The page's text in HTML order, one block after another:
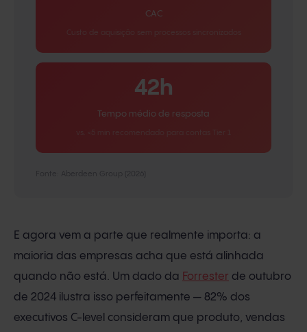
CAC
42h
Tempo médio de resposta
E agora vem a parte que realmente importa: a
maioria das empresas acha que está alinhada
quando não está. Um dado da Forrester de outubro
de 2024 ilustra isso perfeitamente — 82% dos
executivos C-level consideram que produto, vendas